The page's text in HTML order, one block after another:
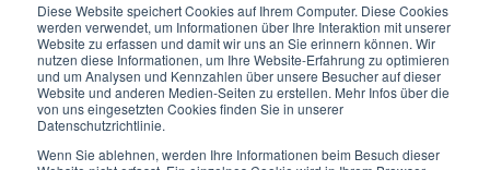
Diese Website speichert Cookies auf Ihrem Computer. Diese Cookies
werden verwendet, um Informationen über Ihre Interaktion mit unserer
Website zu erfassen und damit wir uns an Sie erinnern können. Wir
nutzen diese Informationen, um Ihre Website-Erfahrung zu optimieren
und um Analysen und Kennzahlen über unsere Besucher auf dieser
Website und anderen Medien-Seiten zu erstellen. Mehr Infos über die
von uns eingesetzten Cookies finden Sie in unserer
Datenschutzrichtlinie.
Wenn Sie ablehnen, werden Ihre Informationen beim Besuch dieser
Wie man einen Tag in Málaga am besten
nutzt
Machen Sie mit Ihrer Kreuzfahrt für einen Tag Halt in
Malaga? Haben Sie eine Veranstaltung in der Stadt und